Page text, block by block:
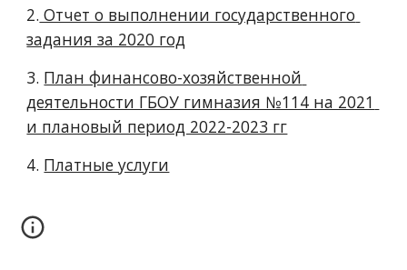
2. Отчет о выполнении государственного
задания за 2020 год
3. План финансово-хозяйственной
деятельности ГБОУ гимназия №114 на 2021
и плановый период 2022-2023 гг
4. Платные услуги